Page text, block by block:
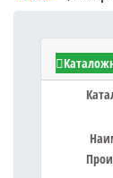
Kubota